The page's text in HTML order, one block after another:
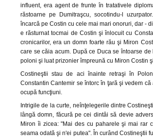
influent, era agent de frunte în tratativele
răstoarne pe Dumitraşcu, socotindu-l
încarcă pe Costin cu cele mai mari onoruri, dar -
e răsturnat tocmai de Costin şi înlocuit cu
cronicarilor, era un domn foarte rău şi Miron
care se căia acum. După ce Duca se întoarse
poloni şi luat prizonier împreună cu Miron Costin
Costineştii stau de aci înainte retraşi în
Constantin Cantemir se întorc în ţară şi vedem că
ocupă funcţiuni.
Intrigile de la curte, neînţelegerile dintre
lângă domn, făcură pe cei dintâi să devie
Miron îi zicea: "Mai des cu paharele şi mai rar
seama odată şi n'ei putea". În curând Costineştii